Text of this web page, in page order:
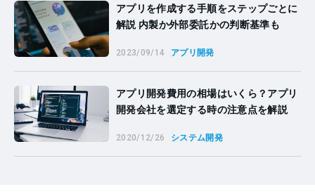
アプリを作成する手順をステップごとに
解説 内製か外部委託かの判断基準も
2023/09/14 アプリ開発
アプリ開発費用の相場はいくら？アプリ
開発会社を選定する時の注意点を解説
2020/12/26 システム開発